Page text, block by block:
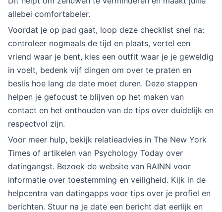
allebei comfortabeler.
Voordat je op pad gaat, loop deze checklist snel na:
controleer nogmaals de tijd en plaats, vertel een
vriend waar je bent, kies een outfit waar je je geweldig
in voelt, bedenk vijf dingen om over te praten en
beslis hoe lang de date moet duren. Deze stappen
helpen je gefocust te blijven op het maken van
contact en het onthouden van de tips over duidelijk en
respectvol zijn.
Voor meer hulp, bekijk relatieadvies in The New York
Times of artikelen van Psychology Today over
datingangst. Bezoek de website van RAINN voor
informatie over toestemming en veiligheid. Kijk in de
helpcentra van datingapps voor tips over je profiel en
berichten. Stuur na je date een bericht dat eerlijk en